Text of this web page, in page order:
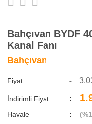
Bahçıvan BYDF
Kanal Fanı
Bahçıvan
Fiyat
İndirimli Fiyat
Havale